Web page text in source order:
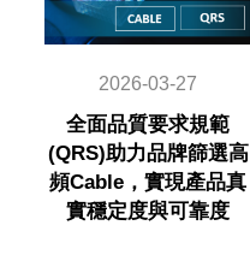
2026-03-27
全面品質要求規範
(QRS)助力品牌篩選高
頻Cable，實現產品真
實穩定度與可靠度